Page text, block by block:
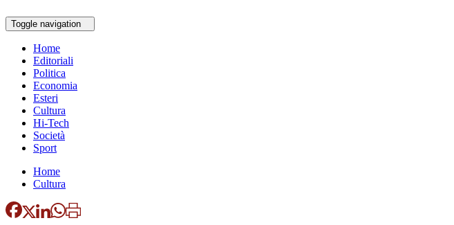
Toggle navigation
Home
Editoriali
Politica
Economia
Esteri
Cultura
Hi-Tech
Società
Sport
Home
Cultura